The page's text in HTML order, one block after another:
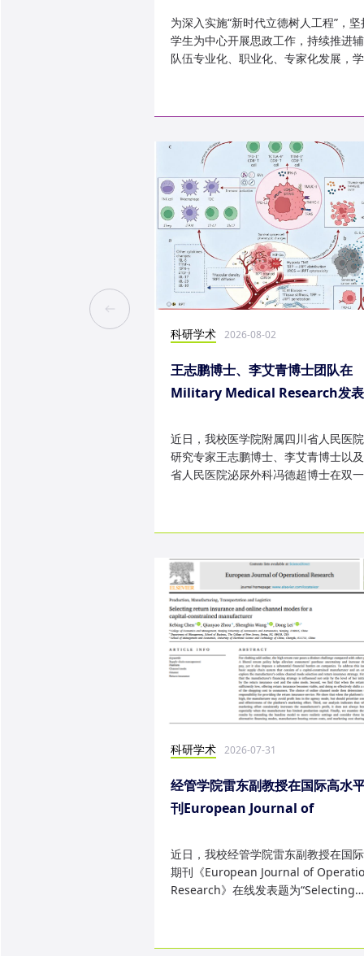
为深入实施“新时代立德树人工程”，
学生为中心开展思政工作，持续推进
队伍专业化、职业化、专家化发展，
科研学术 2026-08-02
王志鹏博士、李艾青博士团队在
Military Medical Research发
近日，我校医学院附属四川省人民医
研究专家王志鹏博士、李艾青博士以
省人民医院泌尿外科冯德超博士在双
科研学术 2026-07-31
经管学院雷东副教授在国际高水
刊European Journal of
果
近日，我校经管学院雷东副教授在国
期刊《European Journal of
Research》在线发表题为“Selecting